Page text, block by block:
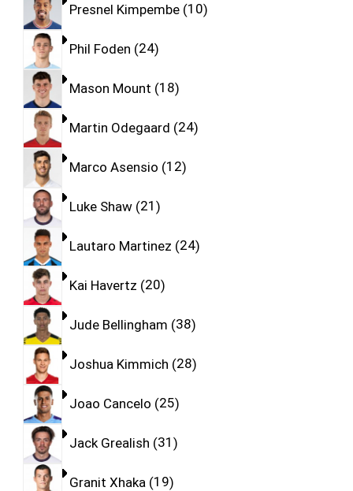
Presnel Kimpembe 10
Phil Foden 24
Mason Mount 18
Martin Odegaard 24
Marco Asensio 12
Luke Shaw 21
Lautaro Martinez 24
Kai Havertz 20
Jude Bellingham 38
Joshua Kimmich 28
Joao Cancelo 25
Jack Grealish 31
Granit Xhaka 19